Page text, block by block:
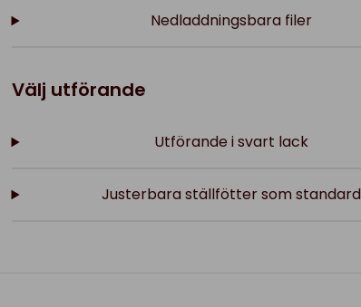
Nedladdningsbara filer
Välj utförande
Utförande i svart lack
Justerbara ställfötter som standard